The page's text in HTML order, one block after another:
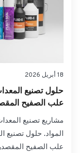
18 أبريل 2026
حلول تصنيع
علب الصفيح
مشاريع تصنيع
المواد. حلول تصنيع
علب الصفيح